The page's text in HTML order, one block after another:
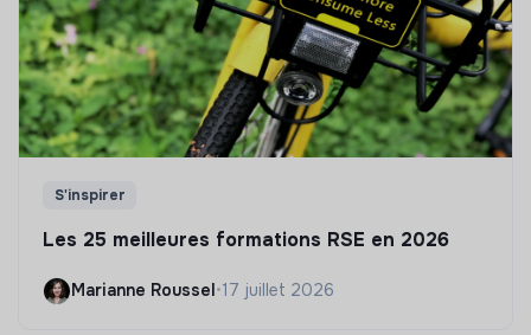
S'inspirer
Les 25 meilleures formations RSE en 2026
Marianne Roussel •17 juillet 2026